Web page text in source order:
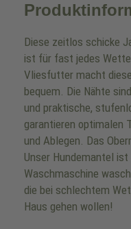
Diese zeitlos schicke
ist für fast jedes
Vliesfutter macht
bequem. Die Nähte
und praktische,
garantieren optimalen
und Ablegen. Das
Unser Hundemantel
Waschmaschine
die bei schlechtem
Haus gehen wollen!